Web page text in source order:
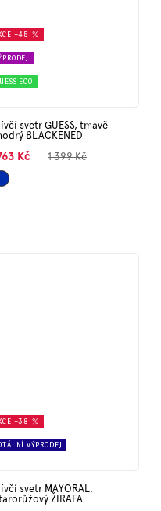
–45 %
ECO
svetr GUESS, tmavě
BLACKENED
Kč 1 399 Kč
–38 %
VÝPRODEJ
svetr MAYORAL,
ŽIRAFA